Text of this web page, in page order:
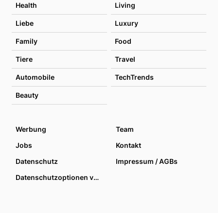
Health Living
Liebe Luxury
Family Food
Tiere Travel
Automobile TechTrends
Beauty
Werbung
Team
Jobs
Kontakt
Datenschutz
Impressum / AGBs
Datenschutzoptionen verwalten